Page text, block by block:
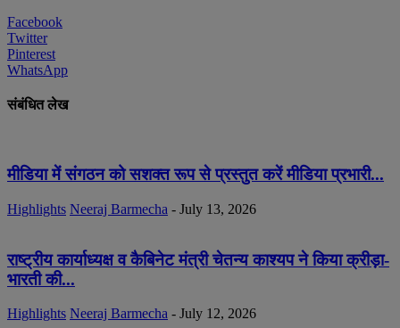
Facebook
Twitter
Pinterest
WhatsApp
संबंधित लेख
मीडिया में संगठन को सशक्त रूप से प्रस्तुत करें मीडिया प्रभारी...
Highlights Neeraj Barmecha - July 13, 2026
राष्ट्रीय कार्याध्यक्ष व कैबिनेट मंत्री चेतन्य काश्यप ने किया क्रीड़ा-
भारती की...
Highlights Neeraj Barmecha - July 12, 2026